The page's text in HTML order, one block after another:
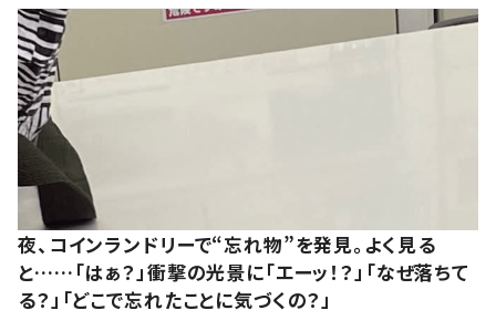
夜、コインランドリーで“忘れ物”を発見。よく見る
と……「はぁ？」衝撃の光景に「エーッ！？」「なぜ落ちて
る？」「どこで忘れたことに気づくの？」